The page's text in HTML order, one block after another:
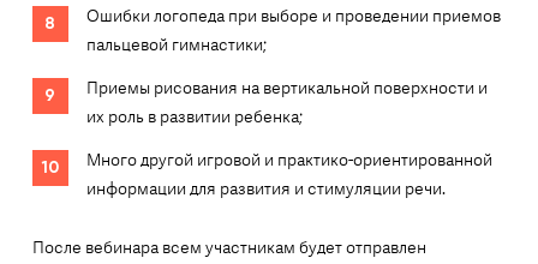
Ошибки логопеда при выборе и проведении приемов
пальцевой гимнастики;
Приемы рисования на вертикальной поверхности и
их роль в развитии ребенка;
Много другой игровой и практико-ориентированной
информации для развития и стимуляции речи.
После вебинара всем участникам будет отправлен